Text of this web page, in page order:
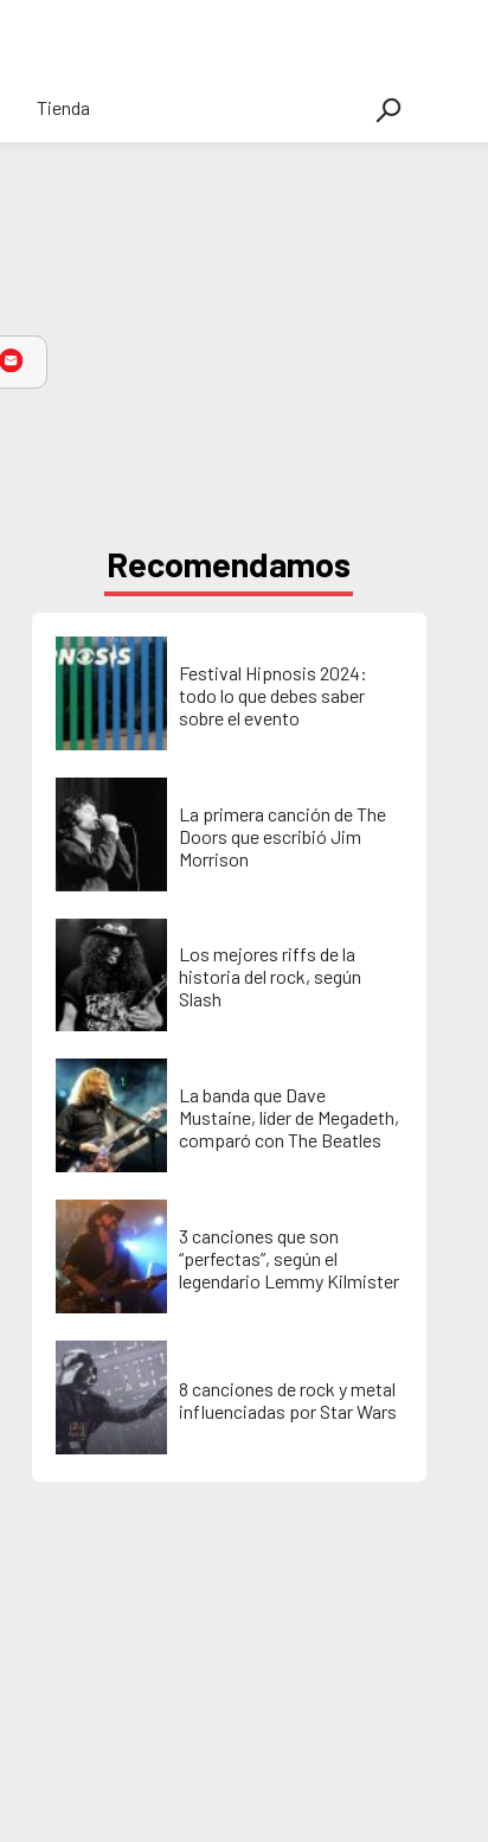
Tienda
Recomendamos
Festival Hipnosis 2024:
todo lo que debes saber
sobre el evento
La primera canción de The
Doors que escribió Jim
Morrison
Los mejores riffs de la
historia del rock, según
Slash
La banda que Dave
Mustaine, líder de Megadeth,
comparó con The Beatles
3 canciones que son
“perfectas”, según el
legendario Lemmy Kilmister
8 canciones de rock y metal
influenciadas por Star Wars